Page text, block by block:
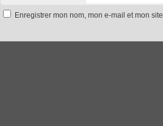
Enregistrer mon nom, mon e-mail et mon